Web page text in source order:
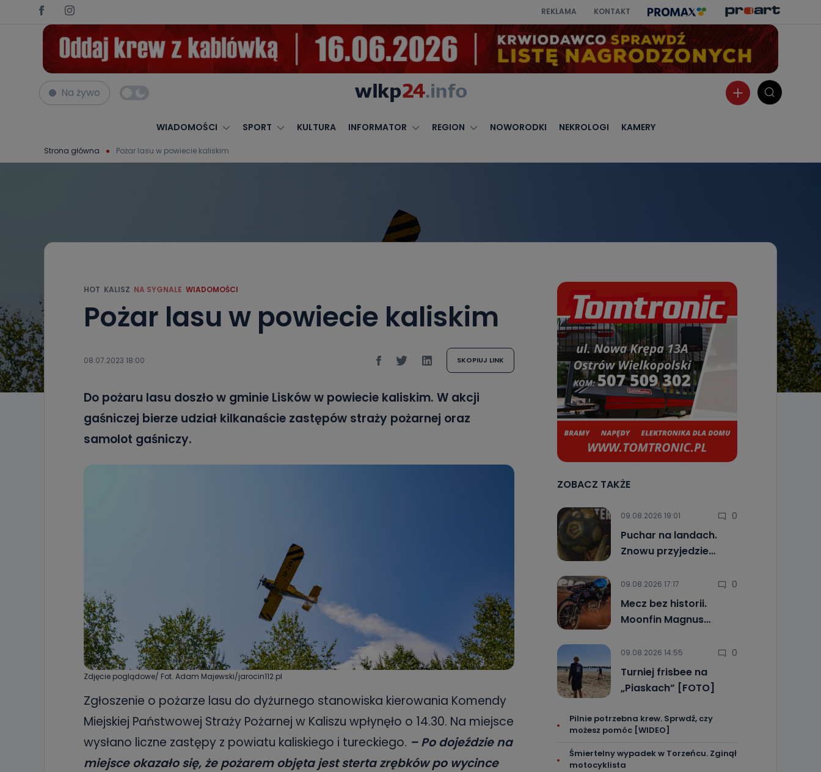
REKLAMA KONTAKT
Na żywo
WIADOMOŚCI SPORT KULTURA INFORMATOR REGION NOWORODKI NEKROLOGI KAMERY
Strona główna Pożar lasu w powiecie kaliskim
HOT KALISZ NA SYGNALE WIADOMOŚCI
Pożar lasu w powiecie kaliskim
08.07.2023 18:00 SKOPIUJ LINK
Do pożaru lasu doszło w gminie Lisków w powiecie kaliskim. W akcji
gaśniczej bierze udział kilkanaście zastępów straży pożarnej oraz
samolot gaśniczy.
Zdjęcie poglądowe/ Fot. Adam Majewski/jarocin112.pl
Zgłoszenie o pożarze lasu do dyżurnego stanowiska kierowania Komendy
Miejskiej Państwowej Straży Pożarnej w Kaliszu wpłynęło o 14.30. Na miejsce
wysłano liczne zastępy z powiatu kaliskiego i tureckiego. – Po dojeździe na
miejsce okazało się, że pożarem objęta jest sterta zrębków po wycince
ZOBACZ TAKŻE
09.08.2026 19:01 0
Puchar na landach.
Znowu przyjedzie…
09.08.2026 17:17 0
Mecz bez historii.
Moonfin Magnus…
09.08.2026 14:55 0
Turniej frisbee na
„Piaskach” [FOTO]
Pilnie potrzebna krew. Sprwdź, czy
możesz pomóc [WIDEO]
Śmiertelny wypadek w Torzeńcu. Zginął
motocyklista